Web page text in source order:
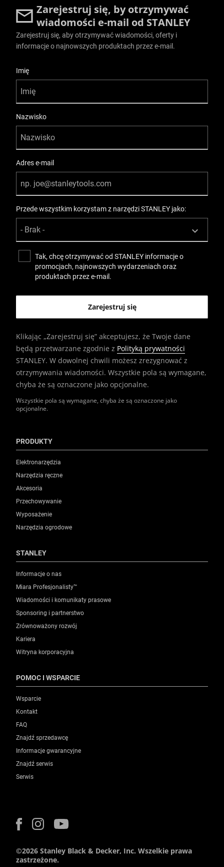
Zarejestruj się, by otrzymywać
wiadomości e-mail od STANLEY
Wszystkie pola są wymagane, chyba że są oznaczone jako
opcjonalne.
Zarejestruj się, aby otrzymywać wiadomości, oferty i
informacje o najnowszych produktach przez e-mail.
Imię
Nazwisko
Adres e-mail
Przede wszystkim korzystam z narzędzi STANLEY jako:
Tak, chcę otrzymywać od STANLEY informacje o
promocjach, najnowszych wydarzeniach oraz
produktach przez e-mail.
Klikając „Zarejestruj się” akceptujesz, że Twoje dane
będą przetwarzane zgodnie z Polityką prywatności
STANLEY. W dowolnej chwili możesz zrezygnować z
otrzymywania wiadomości. Wszystkie pola są wymagane,
chyba że są oznaczone jako opcjonalne.
PRODUKTY
Elektronarzędzia
Narzędzia ręczne
Akcesoria
Przechowywanie
Wyposażenie
Narzędzia ogrodowe
STANLEY
Informacje o nas
Miara Profesjonalisty™
Wiadomości i komunikaty prasowe
Sponsoring i partnerstwo
Zrównoważony rozwój
Kariera
Witryna korporacyjna
POMOC I WSPARCIE
Wsparcie
Kontakt
FAQ
Znajdź sprzedawcę
Informacje gwarancyjne
Znajdź serwis
Serwis
©2026 Stanley Black & Decker, Inc. Wszelkie prawa
zastrzeżone.